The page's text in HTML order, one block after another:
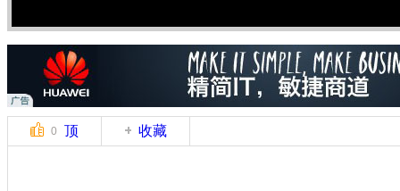
0 顶 收藏